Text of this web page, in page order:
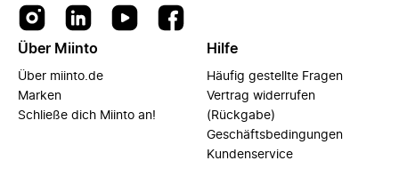
Über Miinto
Über miinto.de
Marken
Schließe dich Miinto an!
Hilfe
Häufig gestellte Fragen
Vertrag widerrufen
(Rückgabe)
Geschäftsbedingungen
Kundenservice